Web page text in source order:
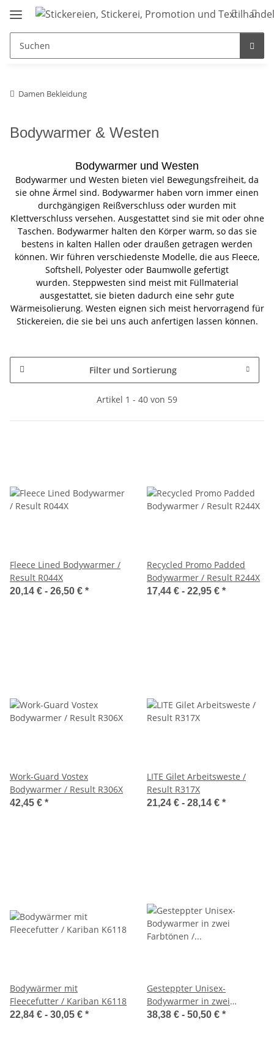
Damen Bekleidung
Bodywarmer & Westen
Bodywarmer und Westen
Bodywarmer und Westen bieten viel Bewegungsfreiheit, da
sie ohne Ärmel sind. Bodywarmer haben vorn immer einen
durchgängigen Reißverschluss oder wurden mit
Klettverschluss versehen. Ausgestattet sind sie mit oder ohne
Taschen. Bodywarmer halten den Körper warm, so das sie
bestens in kalten Hallen oder draußen getragen werden
können. Wir führen verschiedenste Modelle, die aus Fleece,
Softshell, Polyester oder Baumwolle gefertigt
wurden. Steppwesten sind meist mit Füllmaterial
ausgestattet, sie bieten dadurch eine sehr gute
Wärmeisolierung. Westen eignen sich meist hervorragend für
Stickereien, die sie bei uns auch anfertigen lassen können.
Filter und Sortierung
Artikel 1 - 40 von 59
Fleece Lined Bodywarmer /
Result R044X
20,14 € - 26,50 € *
Recycled Promo Padded
Bodywarmer / Result R244X
17,44 € - 22,95 € *
Work-Guard Vostex
Bodywarmer / Result R306X
42,45 € *
LITE Gilet Arbeitsweste /
Result R317X
21,24 € - 28,14 € *
Bodywärmer mit
Fleecefutter / Kariban K6118
22,84 € - 30,05 € *
Gesteppter Unisex-
Bodywarmer in zwei
Farbtönen / Kariban K6162
38,38 € - 50,50 € *